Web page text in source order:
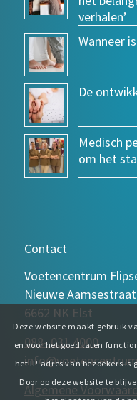
verhalen’
Wanneer
De
Medisch
om het
Contact
Voetencentrum
Nieuwe
6662 NK Elst
088- 031 4000
Algemene
Deze website maakt gebruik
en voor het goed laten
het IP-adres van bezoekers
Door op deze website te